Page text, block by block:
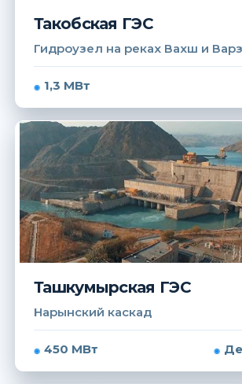
Такобская ГЭС
Гидроузел на реках Вахш и
1,3 МВт
Ташкумырская ГЭС
Нарынский каскад
450 МВт